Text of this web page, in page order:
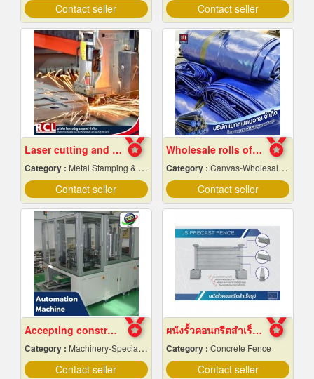
Contact seller Contact seller
Laser cutting and folding factory, Ayutthaya
Category : Metal Stamping & Cutting
Contact seller
Wholesale rolls of canvas, wholesale price
Category : Canvas-Wholesale & Manufacturers
Contact seller
Accepting construction of automation machines in Pathum Thani
Category : Machinery-Specially Designed
Contact seller
ผนังรั้วคอนกรีตสำเร็จรูป
Category : Concrete Fence
Contact seller